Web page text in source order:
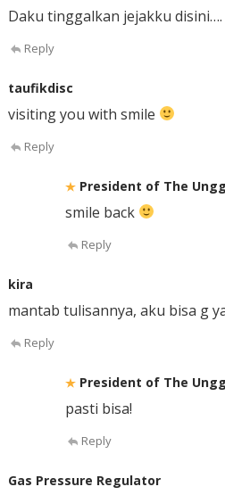
Daku tinggalkan jejakku disini….
Reply
taufikdisc
visiting you with smile
Reply
President of The
smile back
Reply
kira
mantab tulisannya, aku bisa g
Reply
President of The
pasti bisa!
Reply
Gas Pressure Regulator